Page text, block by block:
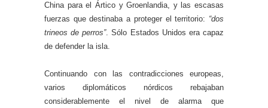
China para el Ártico y Groenlandia, y las escasas
fuerzas que destinaba a proteger el territorio: “dos
trineos de perros”. Sólo Estados Unidos era capaz
de defender la isla.
Continuando con las contradicciones europeas,
varios diplomáticos nórdicos rebajaban
considerablemente el nivel de alarma que